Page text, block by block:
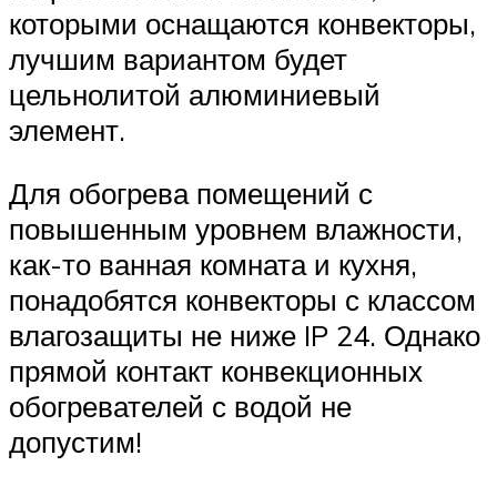
которыми оснащаются конвекторы,
лучшим вариантом будет
цельнолитой алюминиевый
элемент.
Для обогрева помещений с
повышенным уровнем влажности,
как-то ванная комната и кухня,
понадобятся конвекторы с классом
влагозащиты не ниже IP 24. Однако
прямой контакт конвекционных
обогревателей с водой не
допустим!